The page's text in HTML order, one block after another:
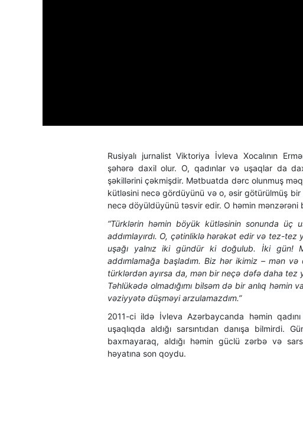
Rusiyalı jurnalist Viktoriya İvleva Xocalının
şəhərə daxil olur. O, qadınlar və uşaqlar da
şəkillərini çəkmişdir. Mətbuatda dərc olunmuş
kütləsini necə gördüyünü və o, əsir götürülmüş
necə döyüldüyünü təsvir edir. O həmin mənzərəni
“Türklərin həmin böyük kütləsinin sonunda üç
addımlayırdı. O, çətinliklə hərəkət edir və tez-
uşağı yalnız iki gündür ki doğulub. İki gün!
addımlamağa başladım. Biz hər ikimiz – mən
türklərdən ayırsa da, mən bir neçə dəfə daha
Təhlükədə olmadığımı bilsəm də bir anlıq
vəziyyətə düşməyi arzulamazdım.”
2011-ci ildə İvleva Azərbaycanda həmin
uşaqlıqda aldığı sarsıntıdan danışa bilmirdi.
baxmayaraq, aldığı həmin güclü zərbə və
həyatına son qoydu.